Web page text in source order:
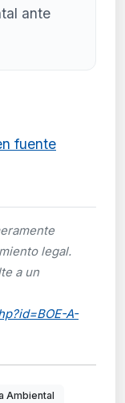
ante
fuente
legal.
a un
A-
Ambiental